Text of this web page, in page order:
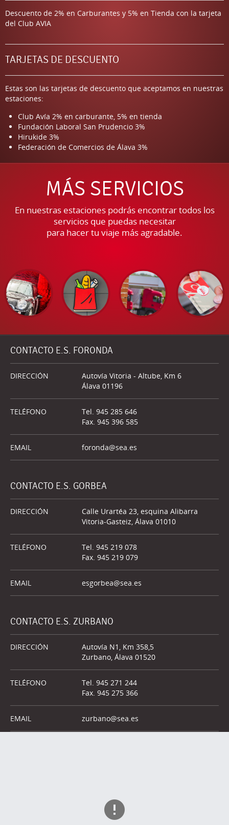
Descuento de 2% en Carburantes y 5% en Tienda con la tarjeta
del Club AVIA
TARJETAS DE DESCUENTO
Estas son las tarjetas de descuento que aceptamos en nuestras
estaciones:
Club Avía 2% en carburante, 5% en tienda
Fundación Laboral San Prudencio 3%
Hirukide 3%
Federación de Comercios de Álava 3%
MÁS SERVICIOS
En nuestras estaciones podrás encontrar todos los
servicios que puedas necesitar
para hacer tu viaje más agradable.
CONTACTO E.S. FORONDA
DIRECCIÓN
Autovía Vitoria - Altube, Km 6
Álava 01196
TELÉFONO
Tel. 945 285 646
Fax. 945 396 585
EMAIL foronda@sea.es
CONTACTO E.S. GORBEA
DIRECCIÓN
Calle Urartéa 23, esquina Alibarra
Vitoria-Gasteiz, Álava 01010
TELÉFONO
Tel. 945 219 078
Fax. 945 219 079
EMAIL esgorbea@sea.es
CONTACTO E.S. ZURBANO
DIRECCIÓN
Autovía N1, Km 358,5
Zurbano, Álava 01520
TELÉFONO
Tel. 945 271 244
Fax. 945 275 366
EMAIL zurbano@sea.es